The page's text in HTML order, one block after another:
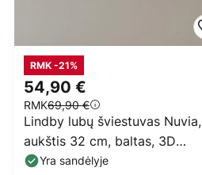
54,90 €
RMK69,90 €
RMK -21%
Lindby lubų šviestuvas Nuvia,
aukštis 32 cm, baltas, 3D
spausdinimas
Yra sandėlyje